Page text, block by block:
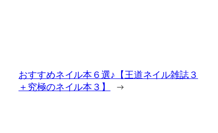
おすすめネイル本６選♪【王道ネイル雑誌３
＋究極のネイル本３】
→